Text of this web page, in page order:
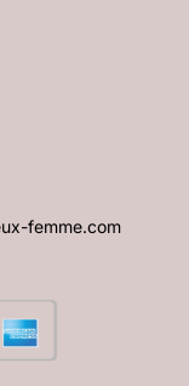
femme.com